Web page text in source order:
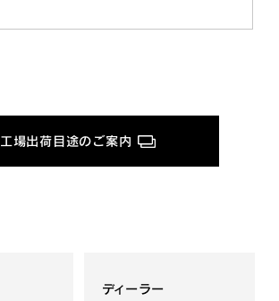
工場出荷目途のご案内
ディーラー